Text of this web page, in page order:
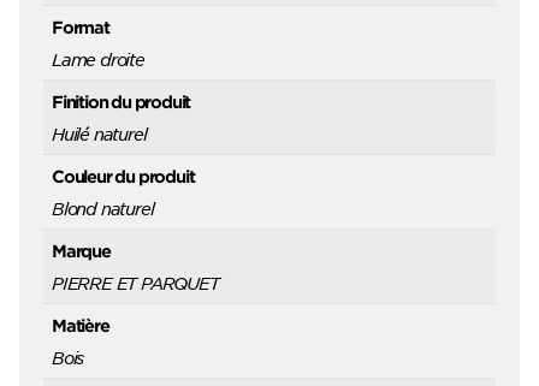
Format
Lame droite
Finition du produit
Huilé naturel
Couleur du produit
Blond naturel
Marque
PIERRE ET PARQUET
Matière
Bois